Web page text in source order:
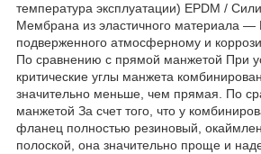
температура эксплуатации) EPDM /
Мембрана из эластичного материала —
подверженного атмосферному и
По сравнению с прямой манжетой При
критические углы манжета
значительно меньше, чем прямая. По
манжетой За счет того, что у
фланец полностью резиновый,
полоской, она значительно проще и